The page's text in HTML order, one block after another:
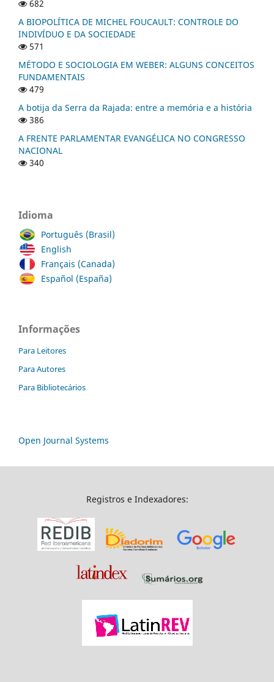
682
A BIOPOLÍTICA DE MICHEL FOUCAULT: CONTROLE DO
INDIVÍDUO E DA SOCIEDADE
571
MÉTODO E SOCIOLOGIA EM WEBER: ALGUNS CONCEITOS
FUNDAMENTAIS
479
A botija da Serra da Rajada: entre a memória e a história
386
A FRENTE PARLAMENTAR EVANGÉLICA NO CONGRESSO
NACIONAL
340
Idioma
Português (Brasil)
English
Français (Canada)
Español (España)
Informações
Para Leitores
Para Autores
Para Bibliotecários
Open Journal Systems
Registros e Indexadores: